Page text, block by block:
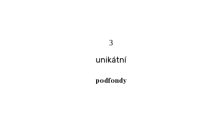
3
unikátní
podfondy